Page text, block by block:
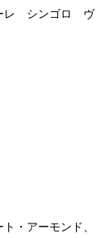
レ シンゴロ ヴ
・アーモンド、